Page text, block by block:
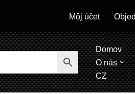
Môj účet
Domov
O nás
CZ